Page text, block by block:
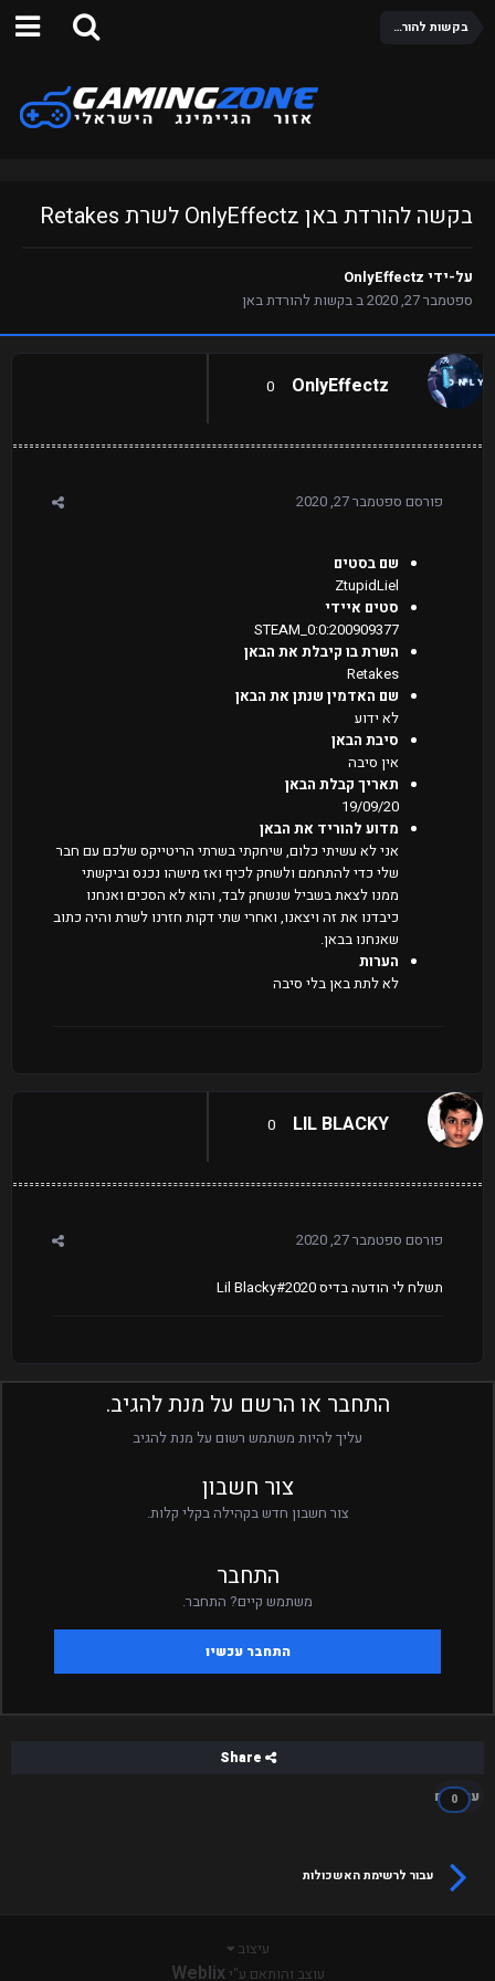
בקשות להורדת באן
בקשה להורדת באן OnlyEffectz לשרת Retakes
על-ידי OnlyEffectz
ספטמבר 27, 2020
בבקשות להורדת באן
OnlyEffectz
0
פורסם ספטמבר 27, 2020
שם בסטים
ZtupidLiel
סטים איידי
STEAM_0:0:200909377
השרת בו קיבלת את הבאן
Retakes
שם האדמין שנתן את הבאן
לא ידוע
סיבת הבאן
אין סיבה
תאריך קבלת הבאן
19/09/20
מדוע להוריד את הבאן
אני לא עשיתי כלום, שיחקתי בשרתי הריטייקס שלכם עם חבר
שלי כדי להתחמם ולשחק לכיף ואז מישהו נכנס וביקשתי
ממנו לצאת בשביל שנשחק לבד, והוא לא הסכים ואנחנו
כיבדנו את זה ויצאנו, ואחרי שתי דקות חזרנו לשרת והיה כתוב
שאנחנו בבאן.
הערות
לא לתת באן בלי סיבה
LIL BLACKY
0
פורסם ספטמבר 27, 2020
תשלח לי הודעה בדיס Lil Blacky#2020
התחבר או הרשם על מנת להגיב.
עליך להיות משתמש רשום על מנת להגיב
צור חשבון
צור חשבון חדש בקהילה בקלי קלות.
התחבר
משתמש קיים? התחבר.
התחבר עכשיו
עוקבים
0
עבור לרשימת האשכולות
עיצוב
עוצב והותאם ע"יWeblix